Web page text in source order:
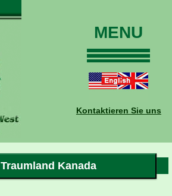
MENU
Touren
Daten und Preise
Buchungen
Kontakt
Kontaktieren Sie uns
Traumland Kanada